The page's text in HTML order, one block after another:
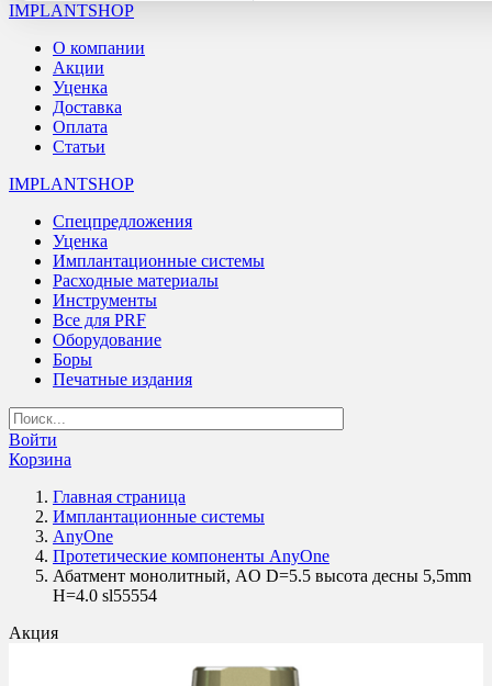
IMPLANTSHOP
О компании
Акции
Уценка
Доставка
Оплата
Статьи
IMPLANTSHOP
Спецпредложения
Уценка
Имплантационные системы
Расходные материалы
Инструменты
Все для PRF
Оборудование
Боры
Печатные издания
Войти
Корзина
Главная страница
Имплантационные системы
AnyOne
Протетические компоненты AnyOne
Абатмент монолитный, AO D=5.5 высота десны 5,5mm
H=4.0 sl55554
Акция